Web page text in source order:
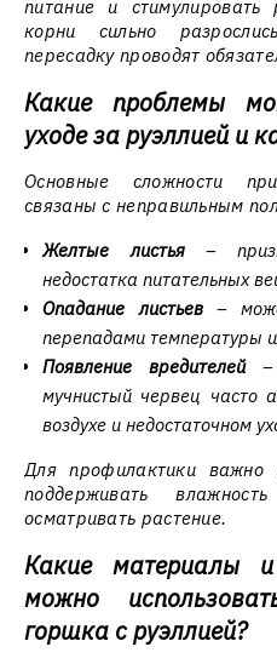
питание и
корни сильно
пересадку проводят
Какие проблемы
уходе за руэллией и
Основные сложности
связаны с неправильным
Желтые листья–
недостатка питательных
Опадание листьев–
перепадами температуры
Появление вредителей–
мучнистый червец часто
воздухе и недостаточном
Для профилактики важно
поддерживать
осматривать растение.
Какие материалы и
можно
горшка с руэллией?